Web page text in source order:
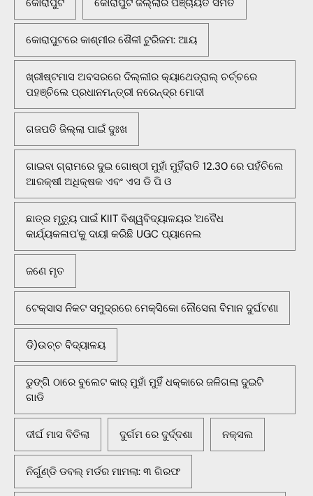
କୋରାପୁଟରେ କାଶ୍ମୀର ଶୈଳୀ ଟୁରିଜମ: ଆୟ
ଖ୍ରୀଷ୍ଟମାସ ଅବସରରେ ଦିଲ୍ଲୀର କ୍ୟାଥେଡ୍ରାଲ୍ ଚର୍ଚ୍ଚରେ
ପହଞ୍ଚିଲେ ପ୍ରଧାନମନ୍ତ୍ରୀ ନରେନ୍ଦ୍ର ମୋଦୀ
ଗଜପତି ଜିଲ୍ଲା ପାଇଁ ଦୁଃଖ
ଗାଇବା ଗ୍ରାମରେ ଦୁଇ ଗୋଷ୍ଠୀ ମୁହାଁ ମୁହିଁରାତି 12.30 ରେ ପହଁଚିଲେ
ଆରକ୍ଷୀ ଅଧିକ୍ଷକ ଏବଂ ଏସ ଡି ପି ଓ
ଛାତ୍ର ମୃତ୍ୟୁ ପାଇଁ KIIT ବିଶ୍ୱବିଦ୍ୟାଳୟର 'ଅବୈଧ
କାର୍ଯ୍ୟକଳାପ'କୁ ଦାୟୀ କରିଛି UGC ପ୍ୟାନେଲ
ଜଣେ ମୃତ
ଟେକ୍ସାସ ନିକଟ ସମୁଦ୍ରରେ ମେକ୍ସିକୋ ନୌସେନା ବିମାନ ଦୁର୍ଘଟଣା
ଡି)ଉଚ୍ଚ ବିଦ୍ୟାଳୟ
ଡୁଙ୍ଗି ଠାରେ ବୁଲେଟ କାର୍ ମୁହାଁ ମୁହିଁ ଧକ୍କାରେ ଜଳିଗଲା ଦୁଇଟି
ଗାଡି
ଦୀର୍ଘ ମାସ ବିତିଲା ଦୁର୍ଗମ ରେ ଦୁର୍ଦ୍ଦଶା ନକ୍ସଲ
ନିର୍ଗୁଣ୍ଡି ଡବଲ୍ ମର୍ଡର ମାମଲା: ୩ ଗିରଫ